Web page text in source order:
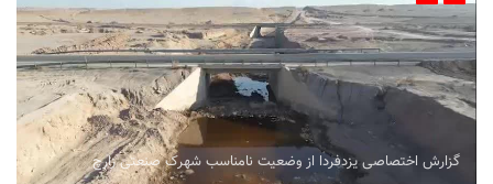
گزارش اختصاصی یزدفردا از وضعيت نامناسب شهرک صنعتی زارچ